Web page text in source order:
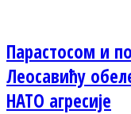
Парастосом и
Леосавићу
НАТО агресије